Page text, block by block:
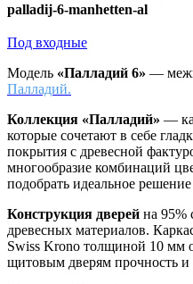
palladij-6-manhetten-al
Под входные
Модель «Палладий 6» —
Палладий.
Коллекция «Палладий» —
которые сочетают в себе
покрытия с древесной
многообразие комбинаций
подобрать идеальное
Конструкция дверей на 95%
древесных материалов.
Swiss Krono толщиной 10 мм
щитовым дверям прочность и